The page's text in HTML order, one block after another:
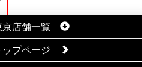
京店舗一覧
ップページ